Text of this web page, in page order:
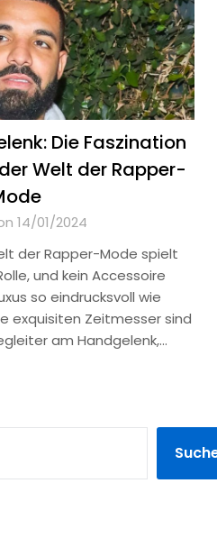
Die Faszination
Welt der Rapper-
14/01/2024
der Rapper-Mode spielt
und kein Accessoire
so eindrucksvoll wie
exquisiten Zeitmesser sind
am Handgelenk,…